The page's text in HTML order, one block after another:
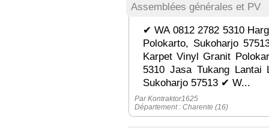
Assemblées générales et PV
✔ WA 0812 2782 5310
Polokarto, Sukoharjo
Karpet Vinyl Granit
5310 Jasa Tukang Lantai
Sukoharjo 57513 ✔ W...
Par Kontraktor1625
Département : Charente (16)